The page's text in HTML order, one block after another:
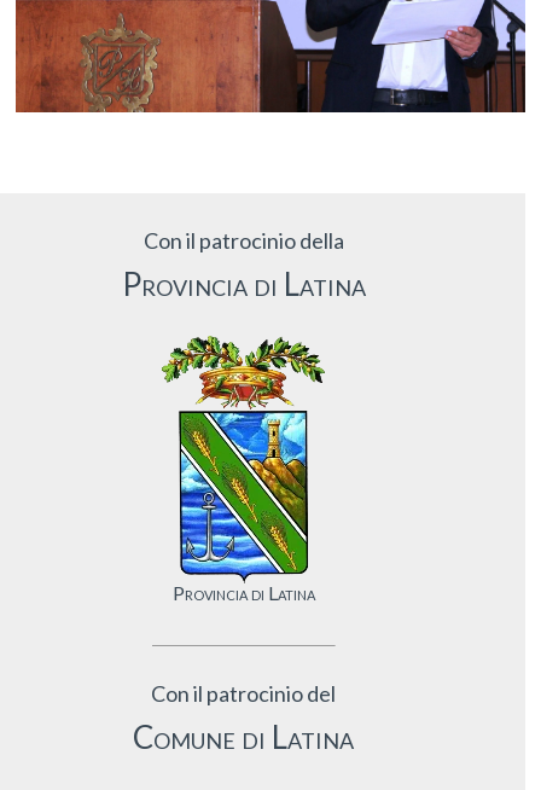
Con il patrocinio della
Provincia di Latina
Provincia di Latina
Con il patrocinio del
Comune di Latina